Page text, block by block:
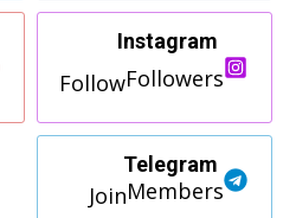
Instagram
Followers
Follow
Telegram
Members
Join